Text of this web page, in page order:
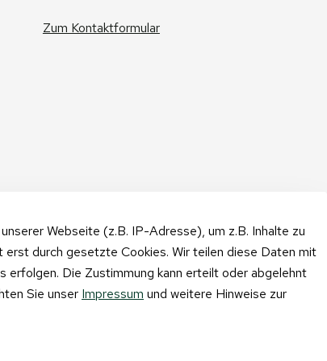
Webseite (z.B. IP-Adresse), um z.B. Inhalte zu
durch gesetzte Cookies. Wir teilen diese Daten mit
erfolgen. Die Zustimmung kann erteilt oder abgelehnt
Sie unser Impressum und weitere Hinweise zur
Zum Kontaktformular